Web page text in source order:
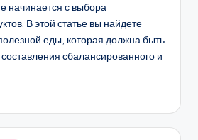
начинается с выбора
В этой статье вы найдете
еды, которая должна быть
сбалансированного и